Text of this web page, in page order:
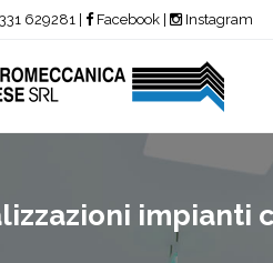
629281 Facebook Instagram
impianti